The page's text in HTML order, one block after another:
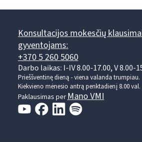
Konsultacijos mokesčių
gyventojams:
+370 5 260 5060
Darbo laikas: I-IV 8.00-17.00, V 8.00-
Prieššventinę dieną - viena valanda trumpiau.
Kiekvieno mėnesio antrą penktadienį 8.00 val.
Paklausimas perMano VMI